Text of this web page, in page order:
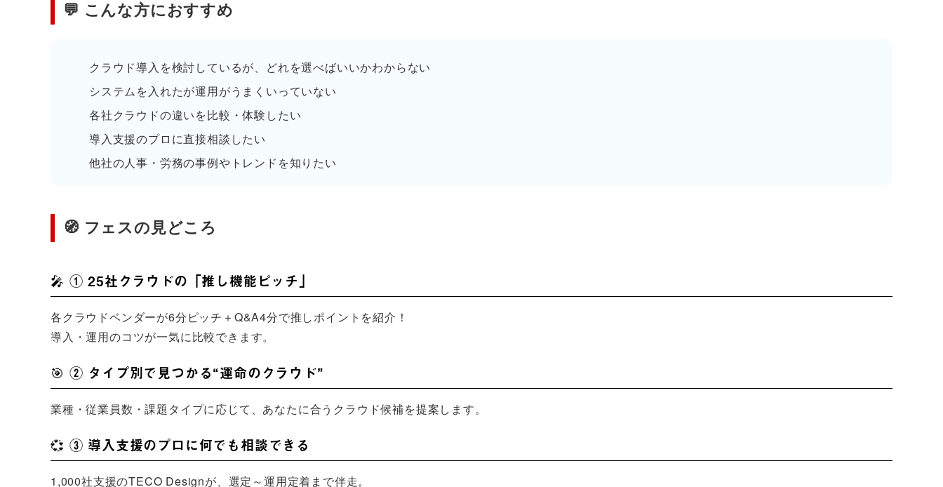
💬 こんな方におすすめ
クラウド導入を検討しているが、どれを選べばいいかわからない
システムを入れたが運用がうまくいっていない
各社クラウドの違いを比較・体験したい
導入支援のプロに直接相談したい
他社の人事・労務の事例やトレンドを知りたい
🧭 フェスの見どころ
🎤 ① 25社クラウドの「推し機能ピッチ」
各クラウドベンダーが6分ピッチ＋Q&A4分で推しポイントを紹介！
導入・運用のコツが一気に比較できます。
🎯 ② タイプ別で見つかる“運命のクラウド”
業種・従業員数・課題タイプに応じて、あなたに合うクラウド候補を提案します。
💞 ③ 導入支援のプロに何でも相談できる
1,000社支援のTECO Designが、選定～運用定着まで伴走。